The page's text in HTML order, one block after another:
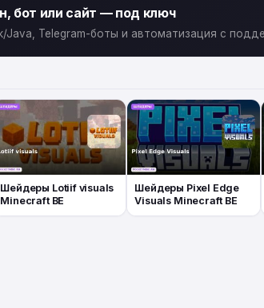
бот или сайт — под ключ
Java, Telegram-боты и автоматизация с
Шейдеры Lotiif visuals
Minecraft BE
Шейдеры Pixel Edge
Visuals Minecraft BE